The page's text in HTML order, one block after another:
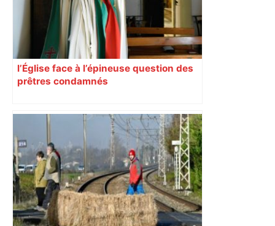
l’Église face à l’épineuse question des
prêtres condamnés